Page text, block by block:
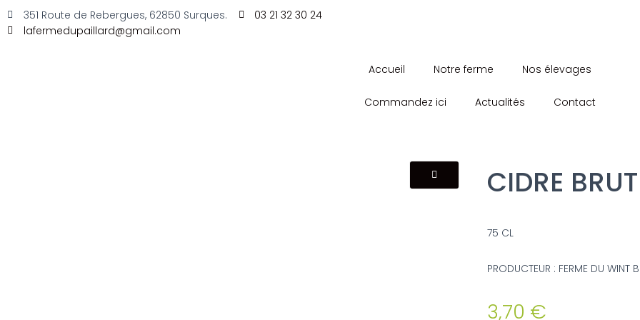
351 Route de Rebergues, 62850 Surques.
03 21 32 30 24
lafermedupaillard@gmail.com
Accueil Notre ferme Nos élevages
Commandez ici Actualités Contact
CIDRE BRUT
75 CL
PRODUCTEUR : FERME DU WINT
3,70 €